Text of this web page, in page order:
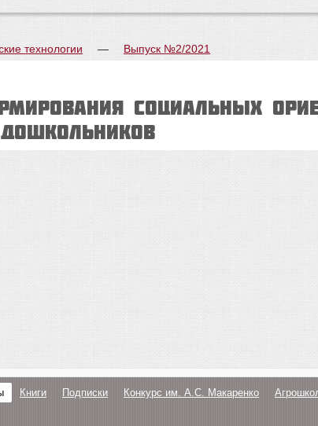
технологии — Выпуск №2/2021
социальных
Книги Подписки Конкурс им. А.С. Макаренко